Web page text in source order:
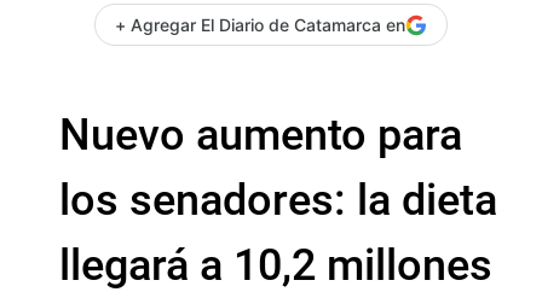
+ Agregar El Diario de Catamarca en
Nuevo aumento para
los senadores: la dieta
llegará a 10,2 millones